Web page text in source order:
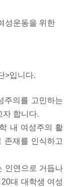
성운동을 위한
>입니다.
주의를 고민하는
자 합니다.
내 여성주의 활
존재를 인식하고
인연으로 거듭나
대 대학생 여성